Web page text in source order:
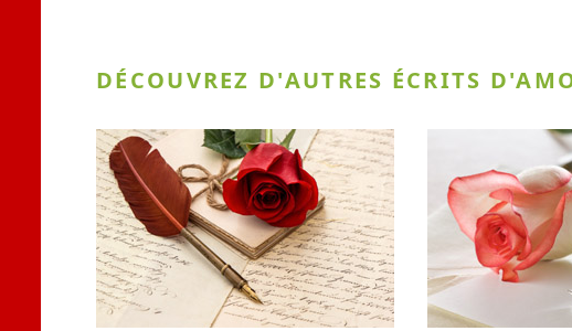
DÉCOUVREZ D'AUTRES ÉCRITS